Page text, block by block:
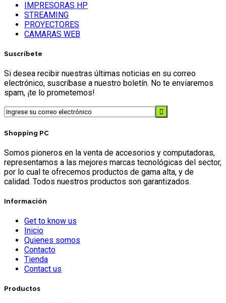
IMPRESORAS HP
STREAMING
PROYECTORES
CAMARAS WEB
Suscríbete
Si desea recibir nuestras últimas noticias en su correo
electrónico, suscríbase a nuestro boletín. No te enviaremos
spam, ¡te lo prometemos!
Shopping PC
Somos pioneros en la venta de accesorios y computadoras,
representamos a las mejores marcas tecnológicas del sector,
por lo cual te ofrecemos productos de gama alta, y de
calidad. Todos nuestros productos son garantizados.
Información
Get to know us
Inicio
Quienes somos
Contacto
Tienda
Contact us
Productos